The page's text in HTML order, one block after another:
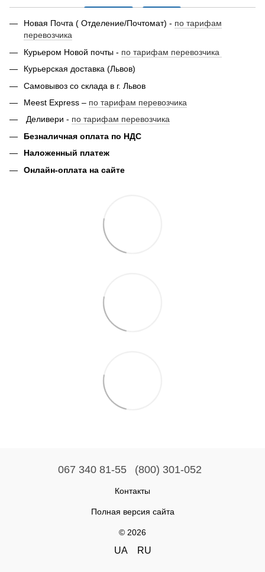
Новая Почта ( Отделение/Почтомат) - по тарифам
перевозчика
Курьером Новой почты - по тарифам перевозчика
Курьерская доставка (Львов)
Самовывоз со склада в г. Львов
Meest Express – по тарифам перевозчика
Деливери - по тарифам перевозчика
Безналичная оплата по НДС
Наложенный платеж
Онлайн-оплата на сайте
067 340 81-55 (800) 301-052
Контакты
Полная версия сайта
© 2026
UA RU